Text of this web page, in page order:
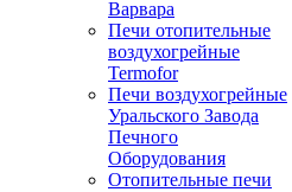
Варвара
Печи отопительные
воздухогрейные
Termofor
Печи воздухогрейные
Уральского Завода
Печного
Оборудования
Отопительные печи